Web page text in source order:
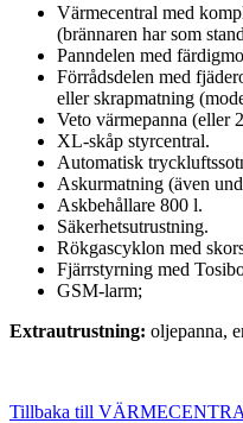
Värmecentral med
(brännaren har som
Panndelen med
Förrådsdelen med
eller skrapmatning
Veto värmepanna (eller
XL-skåp styrcentral.
Automatisk
Askurmatning (även
Askbehållare 800 l.
Säkerhetsutrustning.
Rökgascyklon med
Fjärrstyrning med
GSM-larm;
Extrautrustning: oljepanna,
Tillbaka till